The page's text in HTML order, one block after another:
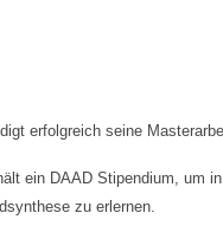
erfolgreich seine
ein DAAD Stipendium, um
zu erlernen.